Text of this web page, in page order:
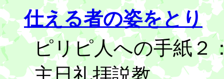
仕える者の姿をとり
ピリピ人への手紙２